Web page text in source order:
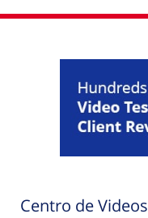
Centro de Videos